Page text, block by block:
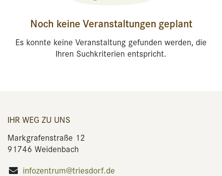
Noch keine Veranstaltungen geplant
Es konnte keine Veranstaltung gefunden werden, die
Ihren Suchkriterien entspricht.
IHR WEG ZU UNS
Markgrafenstraße 12
91746 Weidenbach
infozentrum@triesdorf.de